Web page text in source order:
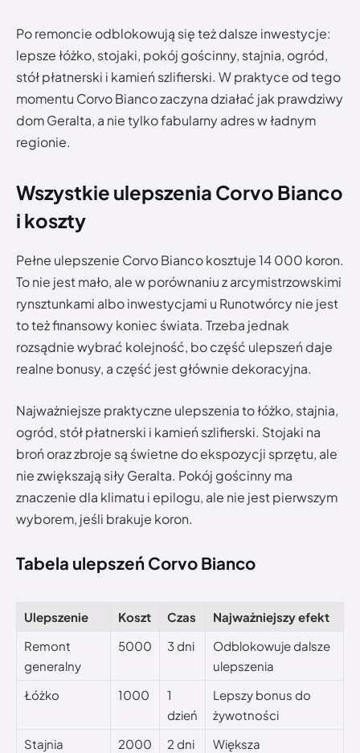
Po remoncie odblokowują się też dalsze inwestycje:
lepsze łóżko, stojaki, pokój gościnny, stajnia, ogród,
stół płatnerski i kamień szlifierski. W praktyce od tego
momentu Corvo Bianco zaczyna działać jak prawdziwy
dom Geralta, a nie tylko fabularny adres w ładnym
regionie.
Wszystkie ulepszenia Corvo Bianco
i koszty
Pełne ulepszenie Corvo Bianco kosztuje 14 000 koron.
To nie jest mało, ale w porównaniu z arcymistrzowskimi
rynsztunkami albo inwestycjami u Runotwórcy nie jest
to też finansowy koniec świata. Trzeba jednak
rozsądnie wybrać kolejność, bo część ulepszeń daje
realne bonusy, a część jest głównie dekoracyjna.
Najważniejsze praktyczne ulepszenia to łóżko, stajnia,
ogród, stół płatnerski i kamień szlifierski. Stojaki na
broń oraz zbroje są świetne do ekspozycji sprzętu, ale
nie zwiększają siły Geralta. Pokój gościnny ma
znaczenie dla klimatu i epilogu, ale nie jest pierwszym
wyborem, jeśli brakuje koron.
Tabela ulepszeń Corvo Bianco
Ulepszenie Koszt Czas
Najważniejszy efekt
Remont
generalny
5000 3 dni
Odblokowuje dalsze
ulepszenia
Łóżko
1000
1
dzień
Lepszy bonus do
żywotności
Stajnia
2000 2 dni
Większa